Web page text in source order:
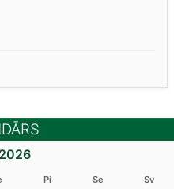
Pi Se Sv